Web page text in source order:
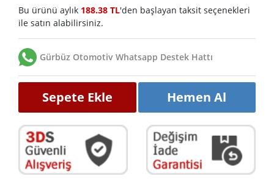
Bu ürünü aylık 188.38 TL'den başlayan taksit seçenekleri
ile satın alabilirsiniz.
Gürbüz Otomotiv Whatsapp Destek Hattı
Sepete Ekle Hemen Al